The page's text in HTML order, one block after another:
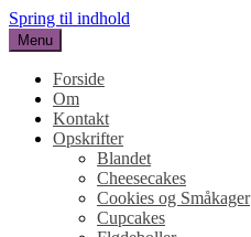
Spring til indhold
SUKKERHJERTE
en blog om kage
Menu
Forside
Om
Kontakt
Opskrifter
Blandet
Cheesecakes
Cookies og Småkager
Cupcakes